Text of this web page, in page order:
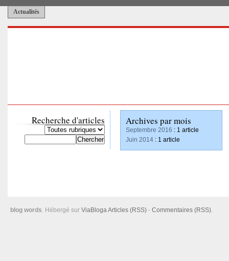
Actualités
Recherche d'articles Archives par mois
Septembre 2016 : 1 article
Juin 2014 : 1 article
blog words . Hébergé sur ViaBloga Articles (RSS) - Commentaires (RSS)